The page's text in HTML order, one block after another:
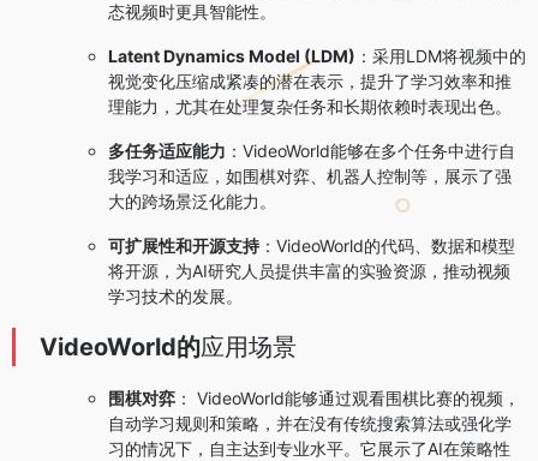
态视频时更具智能性。
Latent Dynamics Model (LDM) ：采用LDM将视频中的
视觉变化压缩成紧凑的潜在表示，提升了学习效率和推
理能力，尤其在处理复杂任务和长期依赖时表现出色。
多任务适应能力 ：VideoWorld能够在多个任务中进行自
我学习和适应，如围棋对弈、机器人控制等，展示了强
大的跨场景泛化能力。
可扩展性和开源支持 ：VideoWorld的代码、数据和模型
将开源，为AI研究人员提供丰富的实验资源，推动视频
学习技术的发展。
VideoWorld的应用场景
围棋对弈 ： VideoWorld能够通过观看围棋比赛的视频，
自动学习规则和策略，并在没有传统搜索算法或强化学
习的情况下，自主达到专业水平。它展示了AI在策略性